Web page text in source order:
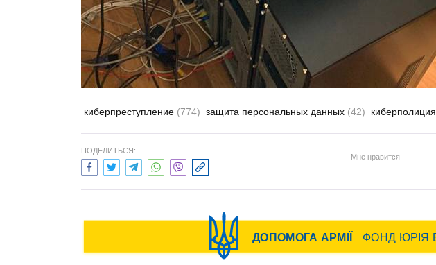
киберпреступление (774) защита персональных данных (42) киберполиция
ПОДЕЛИТЬСЯ:
Мне нравится